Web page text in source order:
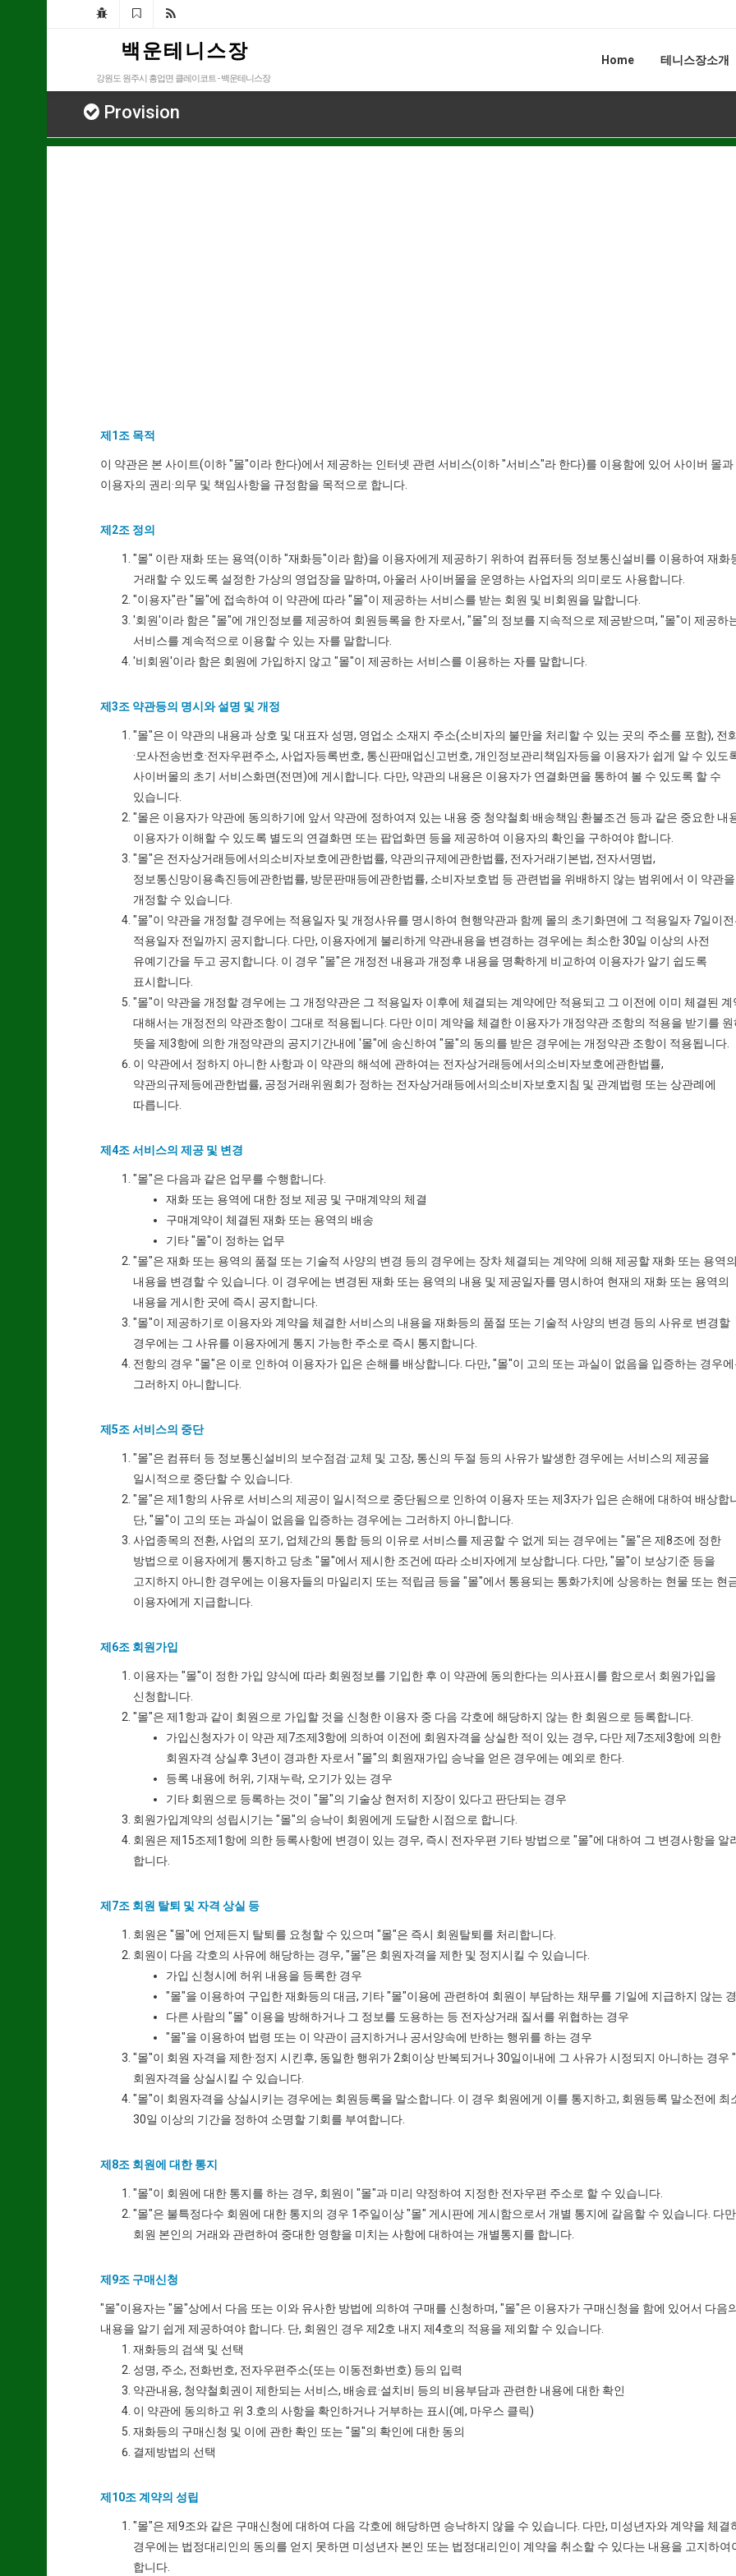
백 운 테 니 스 장
강원도 원주시 흥업면 클레이코트 - 백운테니스장
Home 테니스장소개
Provision
제1조 목적
이 약관은 본 사이트(이하 "몰"이라 한다)에서 제공하는 인터넷 관련 서비스(이하 "서비스"라 한다)를 이용함에 있어 사이버 몰과
이용자의 권리·의무 및 책임사항을 규정함을 목적으로 합니다.
제2조 정의
"몰" 이란 재화 또는 용역(이하 "재화등"이라 함)을 이용자에게 제공하기 위하여 컴퓨터등 정보통신설비를 이용하여 재화
거래할 수 있도록 설정한 가상의 영업장을 말하며, 아울러 사이버몰을 운영하는 사업자의 의미로도 사용합니다.
"이용자"란 "몰"에 접속하여 이 약관에 따라 "몰"이 제공하는 서비스를 받는 회원 및 비회원을 말합니다.
'회원'이라 함은 "몰"에 개인정보를 제공하여 회원등록을 한 자로서, "몰"의 정보를 지속적으로 제공받으며, "몰"이 제공하
서비스를 계속적으로 이용할 수 있는 자를 말합니다.
'비회원'이라 함은 회원에 가입하지 않고 "몰"이 제공하는 서비스를 이용하는 자를 말합니다.
제3조 약관등의 명시와 설명 및 개정
"몰"은 이 약관의 내용과 상호 및 대표자 성명, 영업소 소재지 주소(소비자의 불만을 처리할 수 있는 곳의 주소를 포함), 전
·모사전송번호·전자우편주소, 사업자등록번호, 통신판매업신고번호, 개인정보관리책임자등을 이용자가 쉽게 알 수 있도
사이버몰의 초기 서비스화면(전면)에 게시합니다. 다만, 약관의 내용은 이용자가 연결화면을 통하여 볼 수 있도록 할 수
있습니다.
"몰은 이용자가 약관에 동의하기에 앞서 약관에 정하여져 있는 내용 중 청약철회·배송책임·환불조건 등과 같은 중요한 내
이용자가 이해할 수 있도록 별도의 연결화면 또는 팝업화면 등을 제공하여 이용자의 확인을 구하여야 합니다.
"몰"은 전자상거래등에서의소비자보호에관한법률, 약관의규제에관한법률, 전자거래기본법, 전자서명법,
정보통신망이용촉진등에관한법률, 방문판매등에관한법률, 소비자보호법 등 관련법을 위배하지 않는 범위에서 이 약관을
개정할 수 있습니다.
"몰"이 약관을 개정할 경우에는 적용일자 및 개정사유를 명시하여 현행약관과 함께 몰의 초기화면에 그 적용일자 7일이전
적용일자 전일까지 공지합니다. 다만, 이용자에게 불리하게 약관내용을 변경하는 경우에는 최소한 30일 이상의 사전
유예기간을 두고 공지합니다. 이 경우 "몰"은 개정전 내용과 개정후 내용을 명확하게 비교하여 이용자가 알기 쉽도록
표시합니다.
"몰"이 약관을 개정할 경우에는 그 개정약관은 그 적용일자 이후에 체결되는 계약에만 적용되고 그 이전에 이미 체결된 계
대해서는 개정전의 약관조항이 그대로 적용됩니다. 다만 이미 계약을 체결한 이용자가 개정약관 조항의 적용을 받기를 원
뜻을 제3항에 의한 개정약관의 공지기간내에 '몰"에 송신하여 "몰"의 동의를 받은 경우에는 개정약관 조항이 적용됩니다.
이 약관에서 정하지 아니한 사항과 이 약관의 해석에 관하여는 전자상거래등에서의소비자보호에관한법률,
약관의규제등에관한법률, 공정거래위원회가 정하는 전자상거래등에서의소비자보호지침 및 관계법령 또는 상관례에
따릅니다.
제4조 서비스의 제공 및 변경
"몰"은 다음과 같은 업무를 수행합니다.
재화 또는 용역에 대한 정보 제공 및 구매계약의 체결
구매계약이 체결된 재화 또는 용역의 배송
기타 "몰"이 정하는 업무
"몰"은 재화 또는 용역의 품절 또는 기술적 사양의 변경 등의 경우에는 장차 체결되는 계약에 의해 제공할 재화 또는 용역의
내용을 변경할 수 있습니다. 이 경우에는 변경된 재화 또는 용역의 내용 및 제공일자를 명시하여 현재의 재화 또는 용역의
내용을 게시한 곳에 즉시 공지합니다.
"몰"이 제공하기로 이용자와 계약을 체결한 서비스의 내용을 재화등의 품절 또는 기술적 사양의 변경 등의 사유로 변경할
경우에는 그 사유를 이용자에게 통지 가능한 주소로 즉시 통지합니다.
전항의 경우 "몰"은 이로 인하여 이용자가 입은 손해를 배상합니다. 다만, "몰"이 고의 또는 과실이 없음을 입증하는 경우에
그러하지 아니합니다.
제5조 서비스의 중단
"몰"은 컴퓨터 등 정보통신설비의 보수점검·교체 및 고장, 통신의 두절 등의 사유가 발생한 경우에는 서비스의 제공을
일시적으로 중단할 수 있습니다.
"몰"은 제1항의 사유로 서비스의 제공이 일시적으로 중단됨으로 인하여 이용자 또는 제3자가 입은 손해에 대하여 배상합
단, "몰"이 고의 또는 과실이 없음을 입증하는 경우에는 그러하지 아니합니다.
사업종목의 전환, 사업의 포기, 업체간의 통합 등의 이유로 서비스를 제공할 수 없게 되는 경우에는 "몰"은 제8조에 정한
방법으로 이용자에게 통지하고 당초 "몰"에서 제시한 조건에 따라 소비자에게 보상합니다. 다만, "몰"이 보상기준 등을
고지하지 아니한 경우에는 이용자들의 마일리지 또는 적립금 등을 "몰"에서 통용되는 통화가치에 상응하는 현물 또는 현
이용자에게 지급합니다.
제6조 회원가입
이용자는 "몰"이 정한 가입 양식에 따라 회원정보를 기입한 후 이 약관에 동의한다는 의사표시를 함으로서 회원가입을
신청합니다.
"몰"은 제1항과 같이 회원으로 가입할 것을 신청한 이용자 중 다음 각호에 해당하지 않는 한 회원으로 등록합니다.
가입신청자가 이 약관 제7조제3항에 의하여 이전에 회원자격을 상실한 적이 있는 경우, 다만 제7조제3항에 의한
회원자격 상실후 3년이 경과한 자로서 "몰"의 회원재가입 승낙을 얻은 경우에는 예외로 한다.
등록 내용에 허위, 기재누락, 오기가 있는 경우
기타 회원으로 등록하는 것이 "몰"의 기술상 현저히 지장이 있다고 판단되는 경우
회원가입계약의 성립시기는 "몰"의 승낙이 회원에게 도달한 시점으로 합니다.
회원은 제15조제1항에 의한 등록사항에 변경이 있는 경우, 즉시 전자우편 기타 방법으로 "몰"에 대하여 그 변경사항을 알
합니다.
제7조 회원 탈퇴 및 자격 상실 등
회원은 "몰"에 언제든지 탈퇴를 요청할 수 있으며 "몰"은 즉시 회원탈퇴를 처리합니다.
회원이 다음 각호의 사유에 해당하는 경우, "몰"은 회원자격을 제한 및 정지시킬 수 있습니다.
가입 신청시에 허위 내용을 등록한 경우
"몰"을 이용하여 구입한 재화등의 대금, 기타 "몰"이용에 관련하여 회원이 부담하는 채무를 기일에 지급하지 않는
다른 사람의 "몰" 이용을 방해하거나 그 정보를 도용하는 등 전자상거래 질서를 위협하는 경우
"몰"을 이용하여 법령 또는 이 약관이 금지하거나 공서양속에 반하는 행위를 하는 경우
"몰"이 회원 자격을 제한·정지 시킨후, 동일한 행위가 2회이상 반복되거나 30일이내에 그 사유가 시정되지 아니하는 경우
회원자격을 상실시킬 수 있습니다.
"몰"이 회원자격을 상실시키는 경우에는 회원등록을 말소합니다. 이 경우 회원에게 이를 통지하고, 회원등록 말소전에 최
30일 이상의 기간을 정하여 소명할 기회를 부여합니다.
제8조 회원에 대한 통지
"몰"이 회원에 대한 통지를 하는 경우, 회원이 "몰"과 미리 약정하여 지정한 전자우편 주소로 할 수 있습니다.
"몰"은 불특정다수 회원에 대한 통지의 경우 1주일이상 "몰" 게시판에 게시함으로서 개별 통지에 갈음할 수 있습니다. 다
회원 본인의 거래와 관련하여 중대한 영향을 미치는 사항에 대하여는 개별통지를 합니다.
제9조 구매신청
"몰"이용자는 "몰"상에서 다음 또는 이와 유사한 방법에 의하여 구매를 신청하며, "몰"은 이용자가 구매신청을 함에 있어서 다음
내용을 알기 쉽게 제공하여야 합니다. 단, 회원인 경우 제2호 내지 제4호의 적용을 제외할 수 있습니다.
재화등의 검색 및 선택
성명, 주소, 전화번호, 전자우편주소(또는 이동전화번호) 등의 입력
약관내용, 청약철회권이 제한되는 서비스, 배송료·설치비 등의 비용부담과 관련한 내용에 대한 확인
이 약관에 동의하고 위 3.호의 사항을 확인하거나 거부하는 표시(예, 마우스 클릭)
재화등의 구매신청 및 이에 관한 확인 또는 "몰"의 확인에 대한 동의
결제방법의 선택
제10조 계약의 성립
"몰"은 제9조와 같은 구매신청에 대하여 다음 각호에 해당하면 승낙하지 않을 수 있습니다. 다만, 미성년자와 계약을 체결
경우에는 법정대리인의 동의를 얻지 못하면 미성년자 본인 또는 법정대리인이 계약을 취소할 수 있다는 내용을 고지하여
합니다.